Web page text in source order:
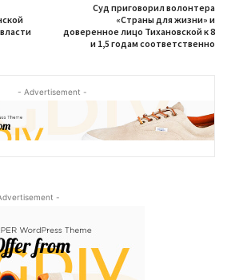
Суд приговорил волонтера
«Страны для жизни» и
доверенное лицо Тихановской к 8
и 1,5 годам соответственно
- Advertisement -
-